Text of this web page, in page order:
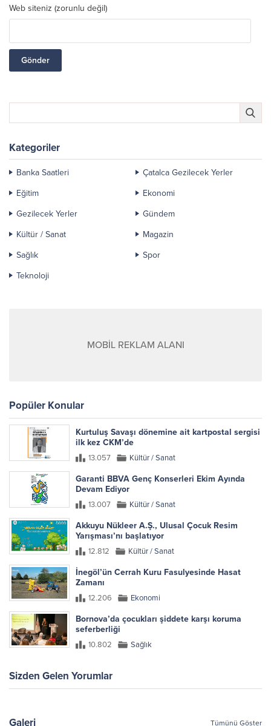
Web siteniz (zorunlu değil)
Kategoriler
Banka Saatleri
Çatalca Gezilecek Yerler
Eğitim
Ekonomi
Gezilecek Yerler
Gündem
Kültür / Sanat
Magazin
Sağlık
Spor
Teknoloji
MOBİL REKLAM ALANI
Popüler Konular
Kurtuluş Savaşı dönemine ait kartpostal sergisi
ilk kez CKM’de
13.057 Kültür / Sanat
Garanti BBVA Genç Konserleri Ekim Ayında
Devam Ediyor
13.007 Kültür / Sanat
Akkuyu Nükleer A.Ş., Ulusal Çocuk Resim
Yarışması’nı başlatıyor
12.812 Kültür / Sanat
İnegöl’ün Cerrah Kuru Fasulyesinde Hasat
Zamanı
12.206 Ekonomi
Bornova’da çocukları şiddete karşı koruma
seferberliği
10.802 Sağlık
Sizden Gelen Yorumlar
Galeri Tümünü Göster